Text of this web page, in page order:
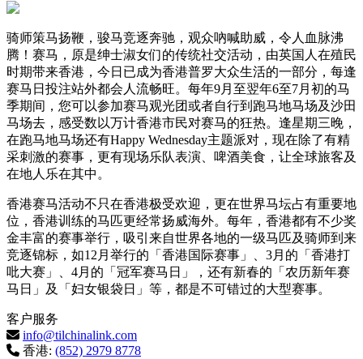
骑师策马扬鞭，骏马竞逐奔驰，观众吶喊助威，令人血脉沸
腾！赛马，原是绅士淑女们的传统社交活动，由英国人在殖民
时期带来香港，今日已成为香港普罗大众生活的一部分，每逢
赛马日投注站外都会人流畅旺。每年9月至翌年6至7月初的马
季期间，您可以参加赛马观光团或者自行到跑马地马场及沙田
马场去，感受数以万计香港市民对赛马的狂热。逢星期三晚，
在跑马地马场还有Happy Wednesday主题派对，现在除了有精
采刺激的赛事，更有现场乐队表演、啤酒美食，让全球旅客及
在地人乐在其中。
香港赛马活动不只在香港极受欢迎，更在世界马坛占有重要地
位，香港训练的马匹更经常扬威海外。每年，香港都有不少奖
金丰富的赛事举行，吸引来自世界各地的一级马匹及骑师到来
竞逐锦标，如12月举行的「香港国际赛事」、3月的「香港打
吡大赛」、4月的「冠军赛马日」，还有新春的「农历新年赛
马日」及「妇女银袋日」等，都是不可错过的大型赛事。
客户服务
info@tilchinalink.com
香港: (852) 2979 8778